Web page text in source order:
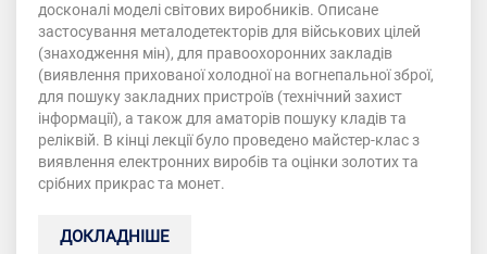
досконалі моделі світових виробників. Описане
застосування металодетекторів для військових цілей
(знаходження мін), для правоохоронних закладів
(виявлення прихованої холодної на вогнепальної зброї,
для пошуку закладних пристроїв (технічний захист
інформації), а також для аматорів пошуку кладів та
реліквій. В кінці лекції було проведено майстер-клас з
виявлення електронних виробів та оцінки золотих та
срібних прикрас та монет.
ДОКЛАДНІШЕ